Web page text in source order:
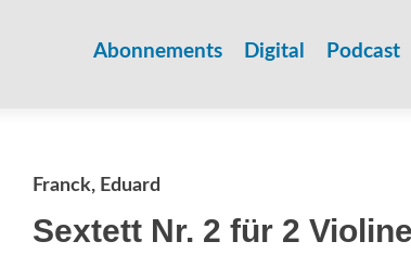
Abonnements Digital Podcast
Franck, Eduard
Sextett Nr. 2 für 2